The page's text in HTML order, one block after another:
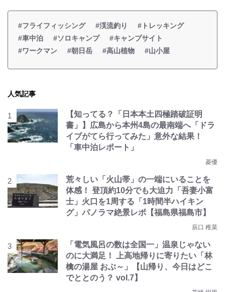
#フライフィッシング #渓流釣り
#トレッキング
#車中泊
#ソロキャンプ
#キャンプサイト
#ワークマン
#朝日岳 #高山植物 #山小屋
人気記事
【知ってる？「日本本土四極踏破証明
書」】広島から本州4島の最南端へ「ドラ
イブがてら行ってみた」意外な結果！
「車中泊レポート」
菱優
荒々しい「火山帯」の一端にいることを
体感！ 登頂約10分でも大迫力「吾妻小富
士」火口を1周する「1時間半ハイキン
グ」パノラマ絶景レポ【福島県福島市】
辰口 稚菜
「電気風呂の数は全国一」温泉じゃない
のに大満足！ 上高地帰りに寄りたい「林
檎の湯屋 おぶ～」【山帰り、今日はどこ
でととのう？ vol.7】